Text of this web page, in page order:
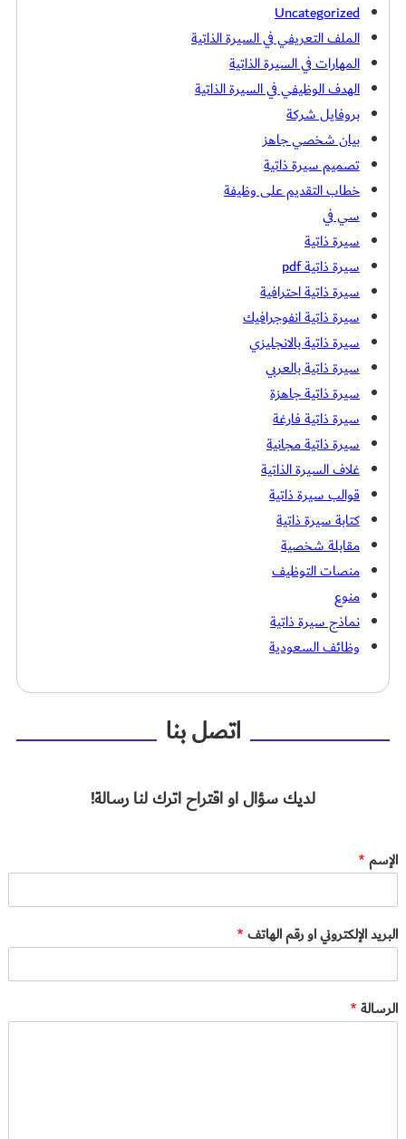
Uncategorized
الملف التعريفي في السيرة الذاتية
المهارات في السيرة الذاتية
الهدف الوظيفي في السيرة الذاتية
بروفايل شركة
بيان شخصي جاهز
تصميم سيرة ذاتية
خطاب التقديم على وظيفة
سي في
سيرة ذاتية
سيرة ذاتية pdf
سيرة ذاتية احترافية
سيرة ذاتية انفوجرافيك
سيرة ذاتية بالانجليزي
سيرة ذاتية بالعربي
سيرة ذاتية جاهزة
سيرة ذاتية فارغة
سيرة ذاتية مجانية
غلاف السيرة الذاتية
قوالب سيرة ذاتية
كتابة سيرة ذاتية
مقابلة شخصية
منصات التوظيف
منوع
نماذج سيرة ذاتية
وظائف السعودية
اتصل بنا
لديك سؤال او اقتراح اترك لنا رسالة!
الإسم*
البريد الإلكتروني او رقم الهاتف*
الرسالة*